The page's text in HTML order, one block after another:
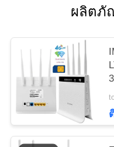
เว็บไซต์
PRIVACY
POLICY
ผลิตภั